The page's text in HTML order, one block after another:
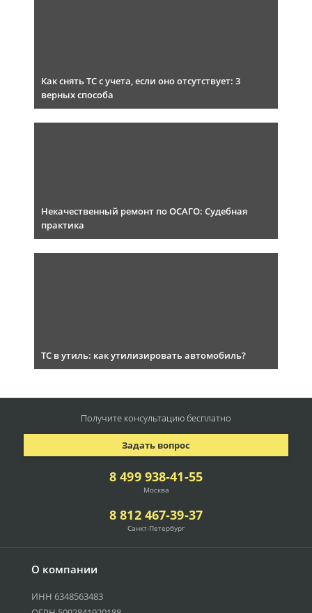
Как снять ТС с учета, если оно отсутствует: 3
верных способа
Некачественный ремонт по ОСАГО: Судебная
практика
ТС в утиль: как утилизировать автомобиль?
О компании
ИНН 6348563483
8 499 938-41-55
Москва
8 812 467-39-37
Санкт-Петербург
Задать вопрос
Получите консультациюбесплатно